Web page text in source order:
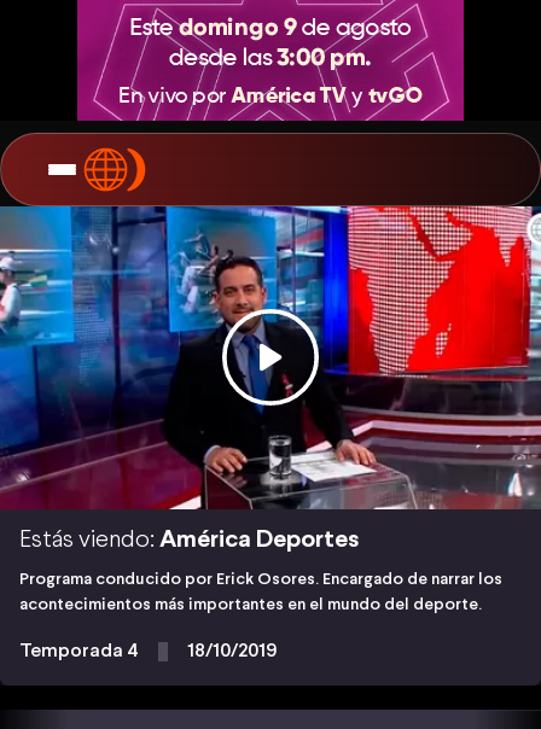
Estás viendo: América Deportes
Programa conducido por Erick Osores. Encargado de narrar los
acontecimientos más importantes en el mundo del deporte.
Temporada 4 18/10/2019